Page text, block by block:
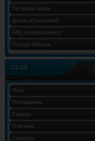
Гостевая книга
Доска объявлений
FAQ (вопрос/ответ)
Погода Москва
CS 1.6
Игра
Программы
Сервер
Плагины
Скрипты